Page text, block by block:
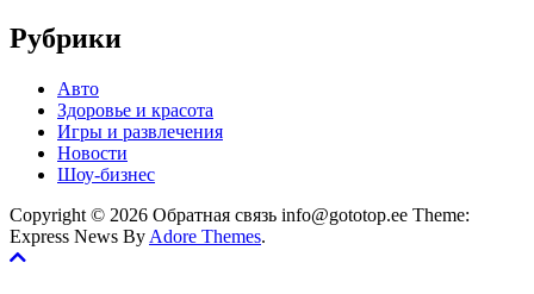
Рубрики
Авто
Здоровье и красота
Игры и развлечения
Новости
Шоу-бизнес
Copyright © 2026 Обратная связь info@gototop.ee Theme:
Express News By Adore Themes.